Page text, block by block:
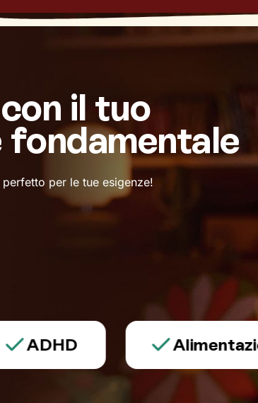
il tuo
fondamentale
per le tue esigenze!
Alimentazione